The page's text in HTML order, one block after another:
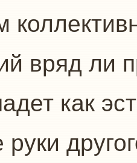
вряд ли
как